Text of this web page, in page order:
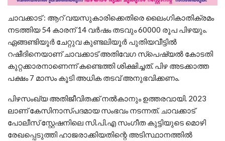
ചാവക്കാട് : ആറ് വയസുകാരിക്കെതിരെ ലൈംഗികാതിക്രമം
നടത്തിയ 54 കാരന് 14 വര്‍ഷം തടവും 60000 രൂപ പിഴയും.
ഏങ്ങണ്ടിയൂര്‍ ചേറ്റുവ കുണ്ടലിയൂര്‍ പുതിയവീട്ടില്‍
റഷീദിനെയാണ് ചാവക്കാട് അതിവേഗ സ്‌പെഷ്യല്‍ കോടതി
കുറ്റക്കാരനാണെന്ന് കണ്ടെത്തി ശിക്ഷിച്ചത്. പിഴ അടക്കാത്ത
പക്ഷം 7 മാസം കൂടി അധിക തടവ് അനുഭവിക്കണം.
പിഴസംഖ്യ അതിജീവിതക്ക് നല്‍കാനും ഉത്തരവായി. 2023
ലാണ് കേസിനാസ്പദമായ സംഭവം നടന്നത്. ചാവക്കാട്
പോലീസ് സ്റ്റേഷനിലെ സി.പി.എ സംഗീത കുട്ടിയുടെ മൊഴി
രേഖപ്പെടുത്തി ഹാജരാക്കിയതിന്റെ അടിസ്ഥാനത്തില്‍